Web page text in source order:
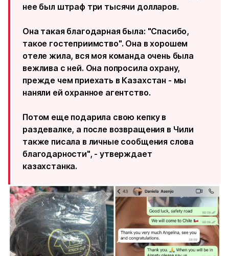
нее был штраф три тысячи долларов.
Она такая благодарная была: "Спасибо,
такое гостеприимство". Она в хорошем
отеле жила, вся моя команда очень была
вежлива с ней. Она попросила охрану,
прежде чем приехать в Казахстан - мы
наняли ей охранное агентство.
Потом еще подарила свою кепку в
раздевалке, а после возвращения в Чили
также писала в личные сообщения слова
благодарности", - утверждает
казахстанка.